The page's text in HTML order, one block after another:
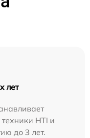
лет
HTI и
до 3 лет.